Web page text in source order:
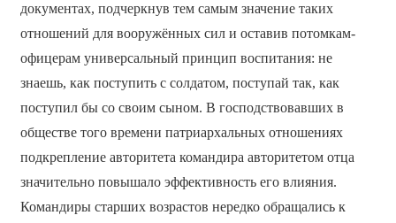
документах, подчеркнув тем самым значение таких
отношений для вооружённых сил и оставив потомкам-
офицерам универсальный принцип воспитания: не
знаешь, как поступить с солдатом, поступай так, как
поступил бы со своим сыном. В господствовавших в
обществе того времени патриархальных отношениях
подкрепление авторитета командира авторитетом отца
значительно повышало эффективность его влияния.
Командиры старших возрастов нередко обращались к